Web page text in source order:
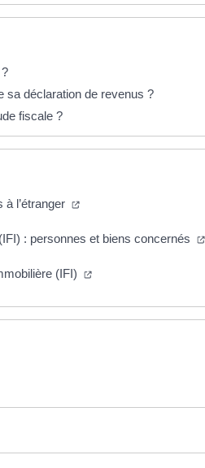
sa déclaration de revenus ?
fiscale ?
l’étranger
: personnes et biens concernés
(IFI)